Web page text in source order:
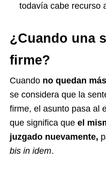
todavía cabe recurso
¿Cuando una
firme?
Cuando no quedan
se considera que la
firme, el asunto pasa al
que significa que el
juzgado nuevamente,
bis in idem.